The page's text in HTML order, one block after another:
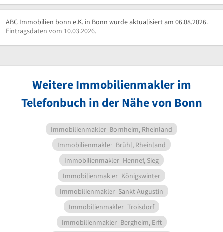
ABC Immobilien bonn e.K. in Bonn wurde aktualisiert am 06.08.2026.
Eintragsdaten vom 10.03.2026.
Weitere Immobilienmakler im
Telefonbuch in der Nähe von Bonn
Immobilienmakler Bornheim, Rheinland
Immobilienmakler Brühl, Rheinland
Immobilienmakler Hennef, Sieg
Immobilienmakler Königswinter
Immobilienmakler Sankt Augustin
Immobilienmakler Troisdorf
Immobilienmakler Bergheim, Erft